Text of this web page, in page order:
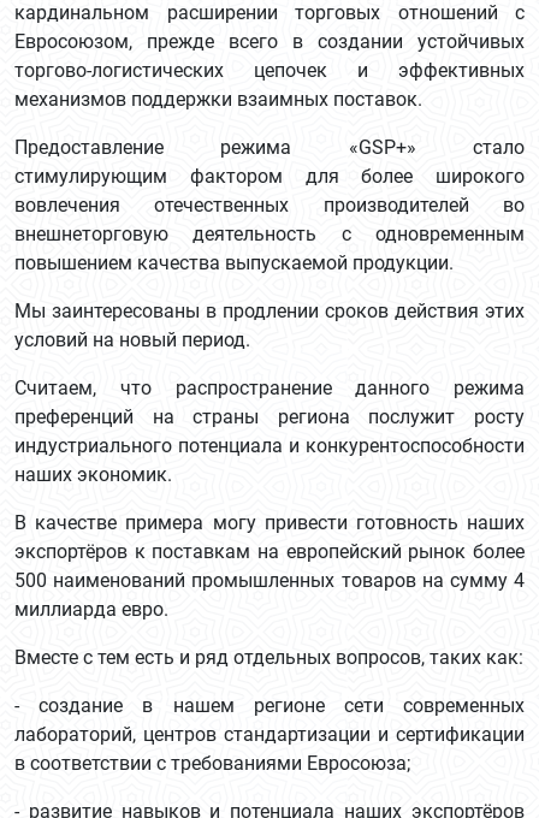
кардинальном расширении торговых отношений с
Евросоюзом, прежде всего в создании устойчивых
торгово-логистических цепочек и эффективных
механизмов поддержки взаимных поставок.
Предоставление режима «GSP+» стало
стимулирующим фактором для более широкого
вовлечения отечественных производителей во
внешнеторговую деятельность с одновременным
повышением качества выпускаемой продукции.
Мы заинтересованы в продлении сроков действия этих
условий на новый период.
Считаем, что распространение данного режима
преференций на страны региона послужит росту
индустриального потенциала и конкурентоспособности
наших экономик.
В качестве примера могу привести готовность наших
экспортёров к поставкам на европейский рынок более
500 наименований промышленных товаров на сумму 4
миллиарда евро.
Вместе с тем есть и ряд отдельных вопросов, таких как:
- создание в нашем регионе сети современных
лабораторий, центров стандартизации и сертификации
в соответствии с требованиями Евросоюза;
- развитие навыков и потенциала наших экспортёров